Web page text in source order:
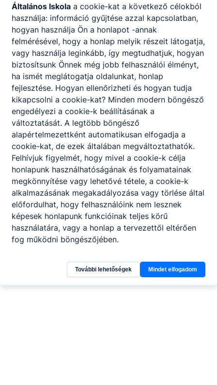
Telefon:
+36
96/206-
541
E-mail:
titkarsag@bolyaialtisk.hu
OM
azonosító:
203037/026
Impresszum
Általános Iskola a cookie-kat a következő célokból
használja: információ gyűjtése azzal kapcsolatban,
hogyan használja Ön a honlapot -annak
felmérésével, hogy a honlap melyik részeit látogatja,
vagy használja leginkább, így megtudhatjuk, hogyan
biztosítsunk Önnek még jobb felhasználói élményt,
ha ismét meglátogatja oldalunkat, honlap
fejlesztése. Hogyan ellenőrizheti és hogyan tudja
kikapcsolni a cookie-kat? Minden modern böngésző
engedélyezi a cookie-k beállításának a
változtatását. A legtöbb böngésző
alapértelmezettként automatikusan elfogadja a
cookie-kat, de ezek általában megváltoztathatók.
Felhívjuk figyelmét, hogy mivel a cookie-k célja
honlapunk használhatóságának és folyamatainak
megkönnyítése vagy lehetővé tétele, a cookie-k
alkalmazásának megakadályozása vagy törlése által
előfordulhat, hogy felhasználóink nem lesznek
képesek honlapunk funkcióinak teljes körű
használatára, vagy a honlap a tervezettől eltérően
fog működni böngészőjében.
További lehetőségek Mindet elfogadom